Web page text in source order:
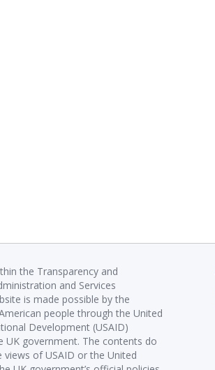
the Transparency and
and Services
is made possible by the
people through the United
Development (USAID)
UK government. The contents do
of USAID or the United